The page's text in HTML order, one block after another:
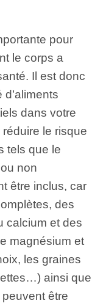
pour
le corps a
Il est donc
d’aliments
dans votre
le risque
tels que le
non
être inclus, car
des
calcium et des
magnésium et
les graines
ainsi que
être